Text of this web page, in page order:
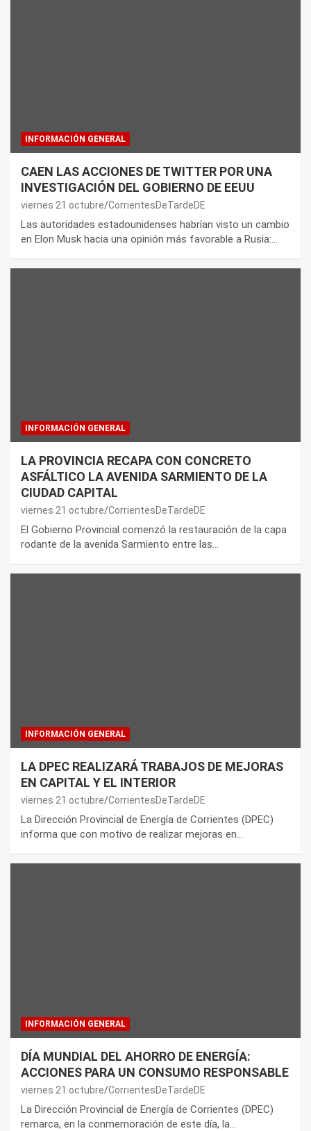
INFORMACIÓN GENERAL
CAEN LAS ACCIONES DE TWITTER POR UNA
INVESTIGACIÓN DEL GOBIERNO DE EEUU
viernes 21 octubre CorrientesDeTardeDE
Las autoridades estadounidenses habrían visto un cambio
en Elon Musk hacia una opinión más favorable a Rusia:…
INFORMACIÓN GENERAL
LA PROVINCIA RECAPA CON CONCRETO
ASFÁLTICO LA AVENIDA SARMIENTO DE LA
CIUDAD CAPITAL
viernes 21 octubre CorrientesDeTardeDE
El Gobierno Provincial comenzó la restauración de la capa
rodante de la avenida Sarmiento entre las…
INFORMACIÓN GENERAL
LA DPEC REALIZARÁ TRABAJOS DE MEJORAS
EN CAPITAL Y EL INTERIOR
viernes 21 octubre CorrientesDeTardeDE
La Dirección Provincial de Energía de Corrientes (DPEC)
informa que con motivo de realizar mejoras en…
INFORMACIÓN GENERAL
DÍA MUNDIAL DEL AHORRO DE ENERGÍA:
ACCIONES PARA UN CONSUMO RESPONSABLE
viernes 21 octubre CorrientesDeTardeDE
La Dirección Provincial de Energía de Corrientes (DPEC)
remarca, en la conmemoración de este día, la…